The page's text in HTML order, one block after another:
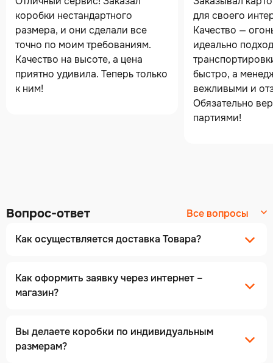
коробки нестандартного
размера, и они сделали все
точно по моим требованиям.
Качество на высоте, а цена
приятно удивила. Теперь только
к ним!
для своего
Качество —
идеально
быстро, а
вежливыми и
Обязательно
партиями!
Вопрос-ответ
Все вопросы
Как осуществляется доставка Товара?
Как оформить заявку через интернет –
магазин?
Вы делаете коробки по индивидуальным
размерам?